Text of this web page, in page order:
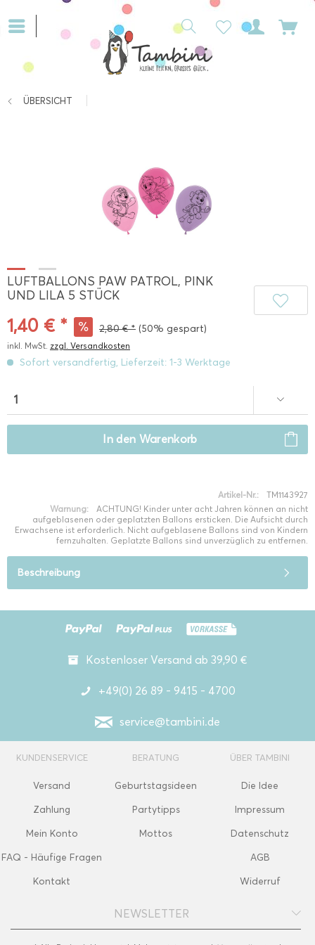
ÜBERSICHT
LUFTBALLONS PAW PATROL, PINK
UND LILA 5 STÜCK
1,40 € * 2,80 € * (50% gespart)
inkl. MwSt. zzgl. Versandkosten
Sofort versandfertig, Lieferzeit: 1-3 Werktage
In den Warenkorb
Artikel-Nr.:
TM1143927
Warnung:
ACHTUNG! Kinder unter acht Jahren können an nicht
aufgeblasenen oder geplatzten Ballons ersticken. Die Aufsicht durch
Erwachsene ist erforderlich. Nicht aufgeblasene Ballons sind von Kindern
fernzuhalten. Geplatzte Ballons sind unverzüglich zu entfernen.
Beschreibung
Kostenloser Versand ab 39,90 €
+49(0) 26 89 - 9415 - 4700
service@tambini.de
KUNDENSERVICE
Versand
Zahlung
Mein Konto
FAQ - Häufige Fragen
Kontakt
BERATUNG
Geburtstagsideen
Partytipps
Mottos
ÜBER TAMBINI
Die Idee
Impressum
Datenschutz
AGB
Widerruf
NEWSLETTER